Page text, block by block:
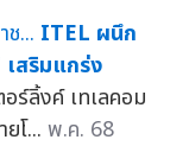
ITEL ผนึก
สริมแกร่ง
ร์ลิ้งค์ เทเลคอม
โ... พ.ค. 68